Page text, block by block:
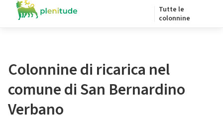
Tutte le
colonnine
Colonnine di ricarica nel
comune di San Bernardino
Verbano